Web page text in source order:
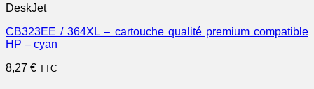
DeskJet
CB323EE / 364XL – cartouche qualité premium compatible
HP – cyan
8,27 € TTC